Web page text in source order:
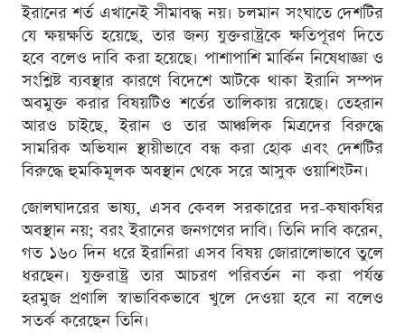
ইরানের শর্ত এখানেই সীমাবদ্ধ নয়। চলমান সংঘাতে দেশটির
যে ক্ষয়ক্ষতি হয়েছে, তার জন্য যুক্তরাষ্ট্রকে ক্ষতিপূরণ দিতে
হবে বলেও দাবি করা হয়েছে। পাশাপাশি মার্কিন নিষেধাজ্ঞা ও
সংশ্লিষ্ট ব্যবস্থার কারণে বিদেশে আটকে থাকা ইরানি সম্পদ
অবমুক্ত করার বিষয়টিও শর্তের তালিকায় রয়েছে। তেহরান
আরও চাইছে, ইরান ও তার আঞ্চলিক মিত্রদের বিরুদ্ধে
সামরিক অভিযান স্থায়ীভাবে বন্ধ করা হোক এবং দেশটির
বিরুদ্ধে হুমকিমূলক অবস্থান থেকে সরে আসুক ওয়াশিংটন।
জোলঘাদরের ভাষ্য, এসব কেবল সরকারের দর-কষাকষির
অবস্থান নয়; বরং ইরানের জনগণের দাবি। তিনি দাবি করেন,
গত ১৬০ দিন ধরে ইরানিরা এসব বিষয় জোরালোভাবে তুলে
ধরছেন। যুক্তরাষ্ট্র তার আচরণ পরিবর্তন না করা পর্যন্ত
হরমুজ প্রণালি স্বাভাবিকভাবে খুলে দেওয়া হবে না বলেও
সতর্ক করেছেন তিনি।